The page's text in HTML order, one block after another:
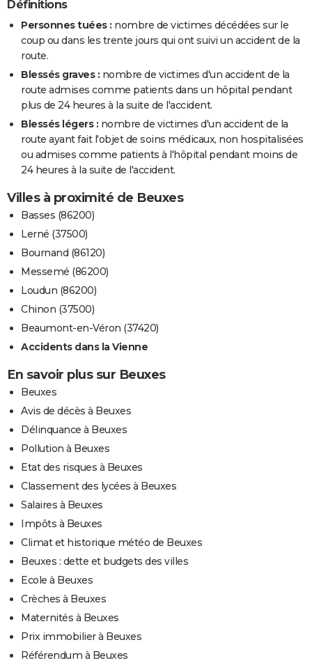
Définitions
Personnes tuées : nombre de victimes décédées sur le
coup ou dans les trente jours qui ont suivi un accident de la
route.
Blessés graves : nombre de victimes d'un accident de la
route admises comme patients dans un hôpital pendant
plus de 24 heures à la suite de l'accident.
Blessés légers : nombre de victimes d'un accident de la
route ayant fait l'objet de soins médicaux, non hospitalisées
ou admises comme patients à l'hôpital pendant moins de
24 heures à la suite de l'accident.
Villes à proximité de Beuxes
Basses (86200)
Lerné (37500)
Bournand (86120)
Messemé (86200)
Loudun (86200)
Chinon (37500)
Beaumont-en-Véron (37420)
Accidents dans la Vienne
En savoir plus sur Beuxes
Beuxes
Avis de décès à Beuxes
Délinquance à Beuxes
Pollution à Beuxes
Etat des risques à Beuxes
Classement des lycées à Beuxes
Salaires à Beuxes
Impôts à Beuxes
Climat et historique météo de Beuxes
Beuxes : dette et budgets des villes
Ecole à Beuxes
Crèches à Beuxes
Maternités à Beuxes
Prix immobilier à Beuxes
Référendum à Beuxes